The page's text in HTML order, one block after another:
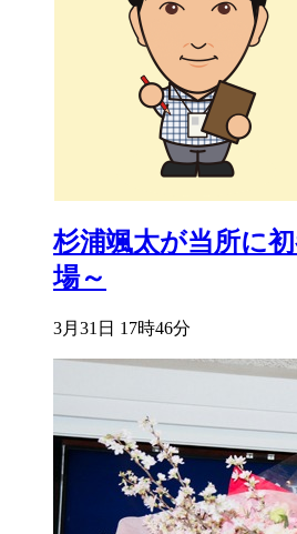
杉浦颯太が当所に
場～
3月31日 17時46分